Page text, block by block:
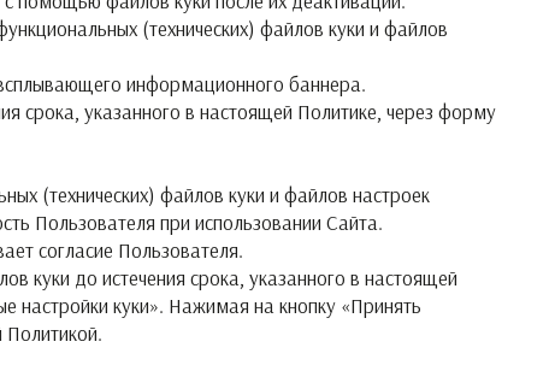
(технических) файлов куки и файлов
информационного баннера.
срока, указанного в настоящей Политике, через форму
(технических) файлов куки и файлов настроек
Пользователя при использовании Сайта.
согласие Пользователя.
куки до истечения срока, указанного в настоящей
настройки куки». Нажимая на кнопку «Принять
Политикой.